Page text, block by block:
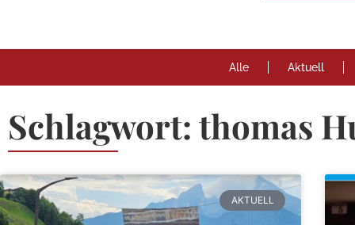
Berchtesgaden
Alle Aktuell
Schlagwort: thomas
AKTUELL